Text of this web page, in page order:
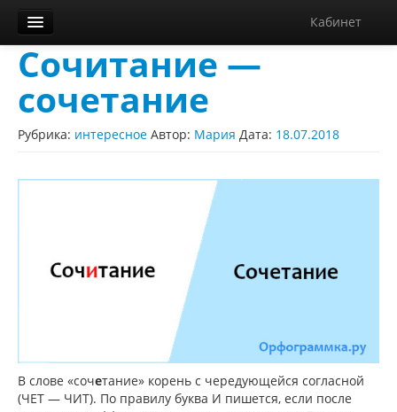
Кабинет
Орфограммка
Библиотека
Блог
Диктанты
Сочитание —
сочетание
Рубрика: интересное Автор: Мария Дата: 18.07.2018
В слове «сочетание» корень с чередующейся согласной
(ЧЕТ — ЧИТ). По правилу буква И пишется, если после